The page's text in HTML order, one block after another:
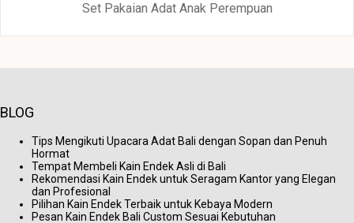
Set Pakaian Adat Anak Perempuan
BLOG
Tips Mengikuti Upacara Adat Bali dengan Sopan dan Penuh
Hormat
Tempat Membeli Kain Endek Asli di Bali
Rekomendasi Kain Endek untuk Seragam Kantor yang Elegan
dan Profesional
Pilihan Kain Endek Terbaik untuk Kebaya Modern
Pesan Kain Endek Bali Custom Sesuai Kebutuhan